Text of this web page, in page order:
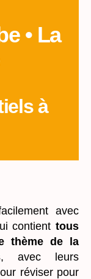
• La
à
avec
contient tous
thème de la
, avec leurs
réviser pour